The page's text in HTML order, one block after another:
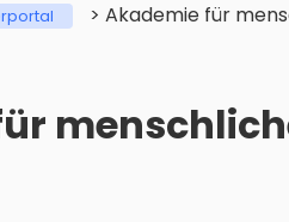
> Akademie für